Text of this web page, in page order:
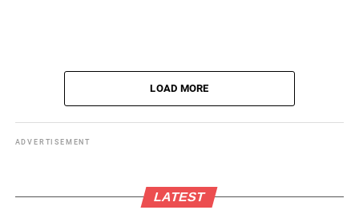
LOAD MORE
ADVERTISEMENT
LATEST